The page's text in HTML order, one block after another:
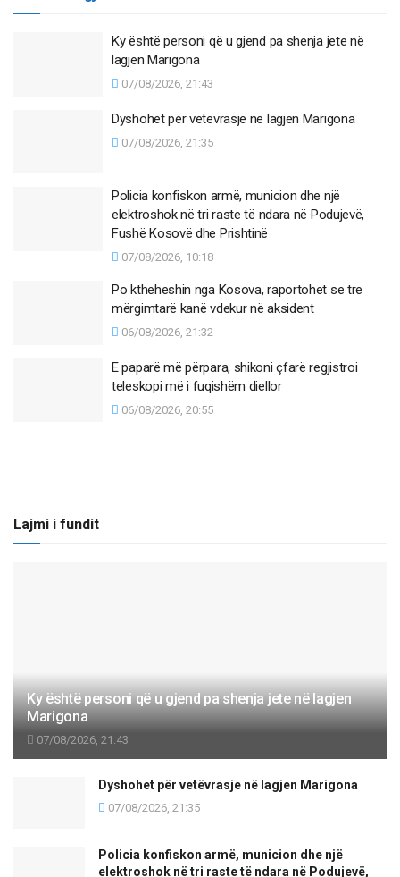
Ky është personi që u gjend pa shenja jete në
lagjen Marigona
07/08/2026, 21:43
Dyshohet për vetëvrasje në lagjen Marigona
07/08/2026, 21:35
Policia konfiskon armë, municion dhe një
elektroshok në tri raste të ndara në Podujevë,
Fushë Kosovë dhe Prishtinë
07/08/2026, 10:18
Po ktheheshin nga Kosova, raportohet se tre
mërgimtarë kanë vdekur në aksident
06/08/2026, 21:32
E paparë më përpara, shikoni çfarë regjistroi
teleskopi më i fuqishëm diellor
06/08/2026, 20:55
Lajmi i fundit
Ky është personi që u gjend pa shenja jete në lagjen
Marigona
07/08/2026, 21:43
Dyshohet për vetëvrasje në lagjen Marigona
07/08/2026, 21:35
Policia konfiskon armë, municion dhe një
elektroshok në tri raste të ndara në Podujevë,